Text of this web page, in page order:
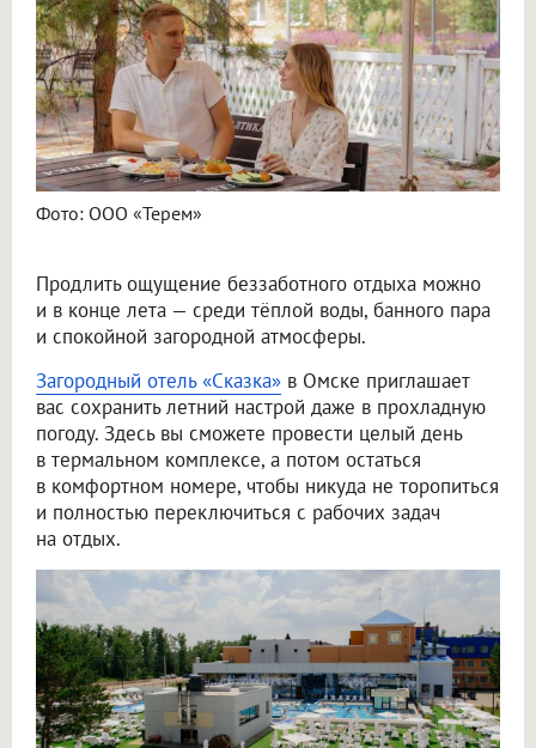
Фото: ООО «Терем»
Продлить ощущение беззаботного отдыха можно
и в конце лета — среди тёплой воды, банного пара
и спокойной загородной атмосферы.
Загородный отель «Сказка» в Омске приглашает
вас сохранить летний настрой даже в прохладную
погоду. Здесь вы сможете провести целый день
в термальном комплексе, а потом остаться
в комфортном номере, чтобы никуда не торопиться
и полностью переключиться с рабочих задач
на отдых.